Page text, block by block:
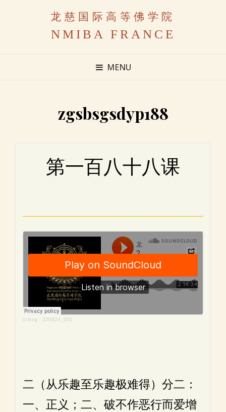
龙慈国际高等佛学院
NMIBA FRANCE
MENU
zgsbsgsdyp188
第一百八十八课
ci long · 220824_001
二（从乐趣至乐趣极难得）分二：
一、正义；二、破不作恶行而爱增